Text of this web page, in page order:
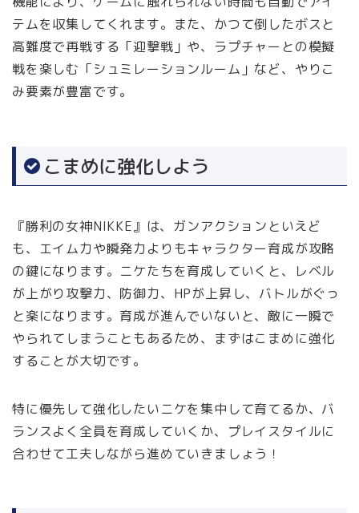
テムを収集してくれます。また、かつて倒したボスと
高難度で再戦する「迎撃戦」や、ラプチャーとの模擬
戦を楽しむ「シュミレーションルーム」など、やりこ
み要素が豊富です。
こまめに強化しよう
『勝利の女神NIKKE』は、ガンアクションといえど
も、エイム力や瞬発力よりもキャラクター育成が攻略
の鍵になります。ニケたちを育成していくと、レベル
が上がり攻撃力、防御力、HPが上昇し、バトルがぐっ
と楽になります。育成が進んでいないと、敵に一瞬で
やられてしまうこともあるため、まずはこまめに強化
することが大切です。
特に優先して強化したいニケを集中して育てるか、バ
ランスよく全員を育成していくか、プレイスタイルに
合わせて工夫しながら進めていきましょう！